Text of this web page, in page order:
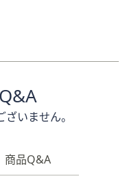
いません。
商品Q&A